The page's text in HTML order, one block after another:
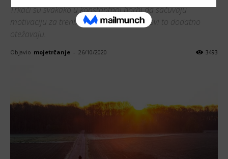
Trkači su svakako u konstantnoj borbi da sačuvaju
motivaciju za trening, a pandemijski uslovi to dodatno
otežavaju.
Objavio mojetrčanje - 26/10/2020 3493